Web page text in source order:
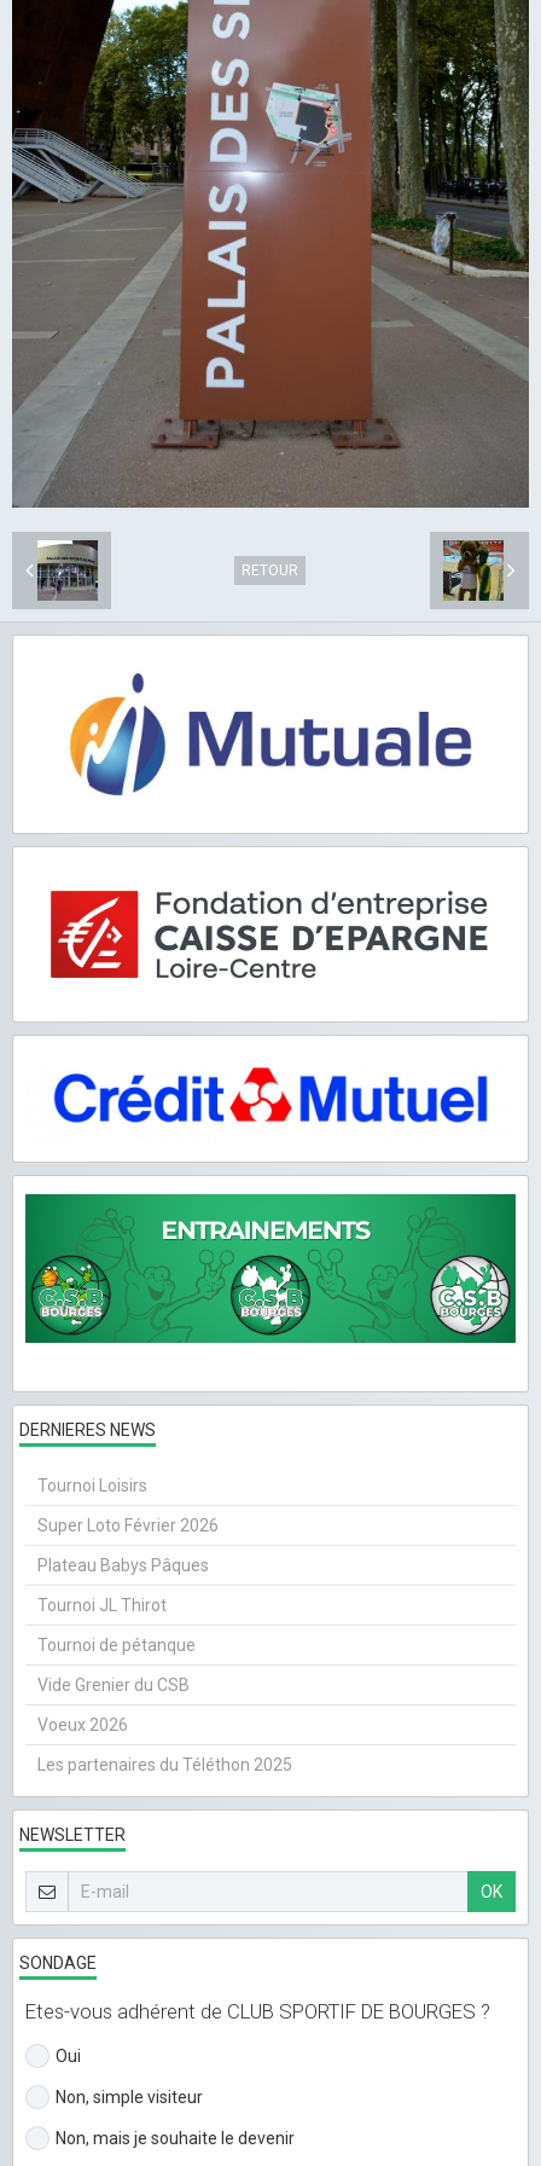
RETOUR
DERNIERES NEWS
Tournoi Loisirs
Super Loto Février 2026
Plateau Babys Pâques
Tournoi JL Thirot
Tournoi de pétanque
Vide Grenier du CSB
Voeux 2026
Les partenaires du Téléthon 2025
NEWSLETTER
OK
SONDAGE
Etes-vous adhérent de CLUB SPORTIF DE BOURGES ?
Oui
Non, simple visiteur
Non, mais je souhaite le devenir